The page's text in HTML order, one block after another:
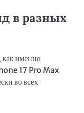
в разных
как именно
17 Pro Max
во всех